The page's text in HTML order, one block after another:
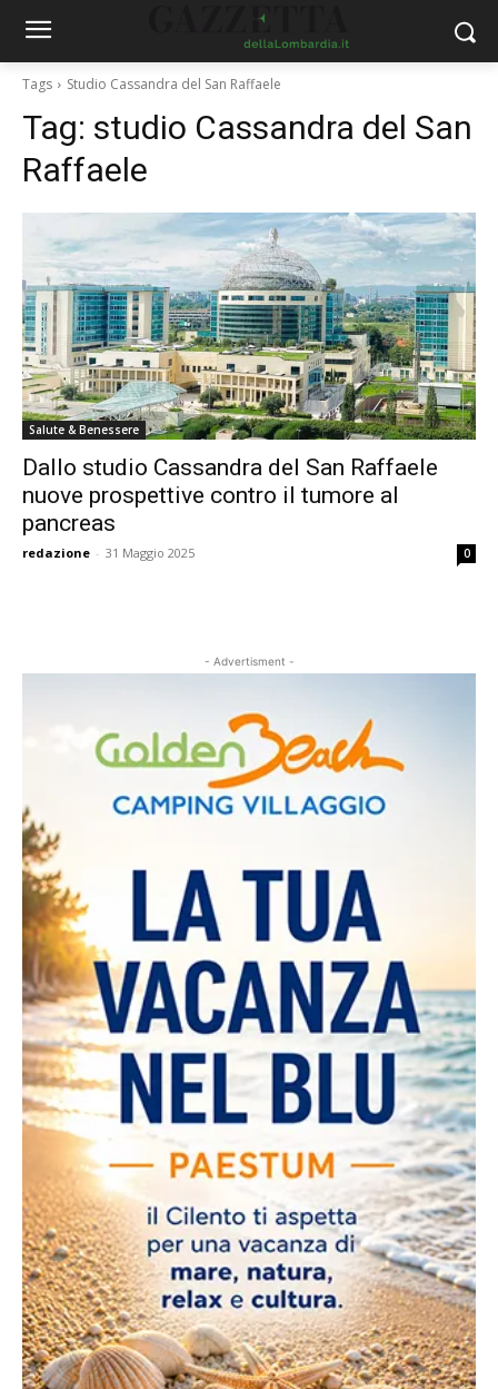
Tags Studio Cassandra del San Raffaele
Tag: studio Cassandra del San
Raffaele
Salute & Benessere
Dallo studio Cassandra del San Raffaele
nuove prospettive contro il tumore al
pancreas
redazione - 31 Maggio 2025 0
- Advertisment -